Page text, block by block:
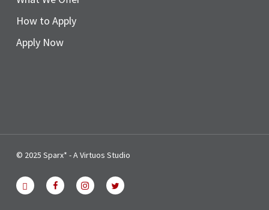
How to Apply
Apply Now
© 2025 Sparx* - A Virtuos Studio